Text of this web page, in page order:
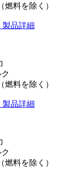
燃料を除く）
製品詳細
燃料を除く）
製品詳細
燃料を除く）